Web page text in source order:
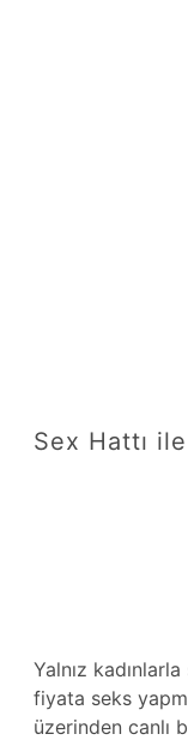
Sex Hattı
Yalnız
fiyata seks
üzerinden canlı